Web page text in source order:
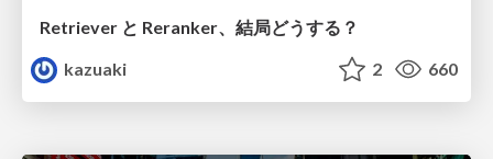
Retriever と Reranker、結局どうする？
kazuaki
2 660